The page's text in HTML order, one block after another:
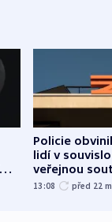
Policie
lidí v
veřejnou
Správy
13:08 před 22 m